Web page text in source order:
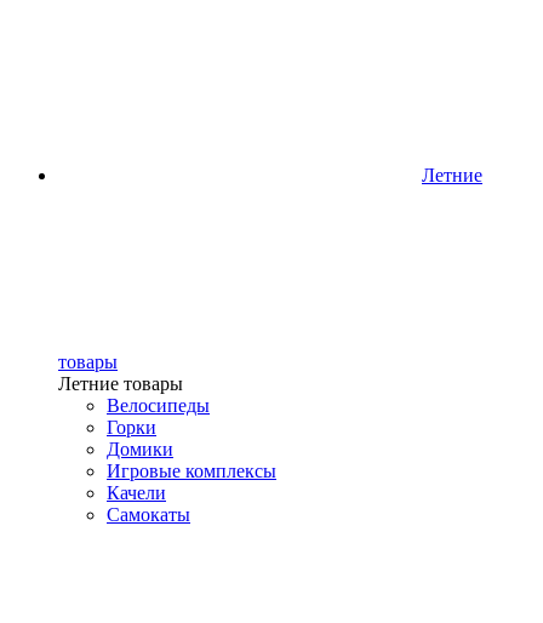
Летние
товары
Летние товары
Велосипеды
Горки
Домики
Игровые комплексы
Качели
Самокаты